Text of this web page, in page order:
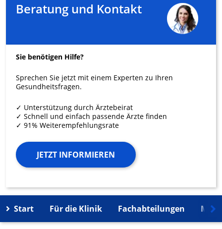
Beratung und Kontakt
Sie benötigen Hilfe?
Sprechen Sie jetzt mit einem Experten zu Ihren
Gesundheitsfragen.
✓ Unterstützung durch Ärztebeirat
✓ Schnell und einfach passende Ärzte finden
✓ 91% Weiterempfehlungsrate
JETZT INFORMIEREN
Start Für die Klinik Fachabteilungen